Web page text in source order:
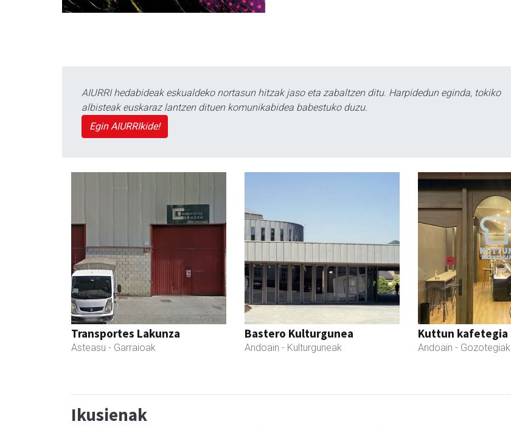
AIURRI hedabideak eskualdeko nortasun hitzak jaso eta zabaltzen ditu. Harpidedun eginda, tokiko
albisteak euskaraz lantzen dituen komunikabidea babestuko duzu.
Egin AIURRIkide!
Transportes Lakunza
Asteasu - Garraioak
Bastero Kulturgunea
Andoain - Kulturguneak
Kuttun kafetegia
Andoain - Gozotegiak
Ikusienak